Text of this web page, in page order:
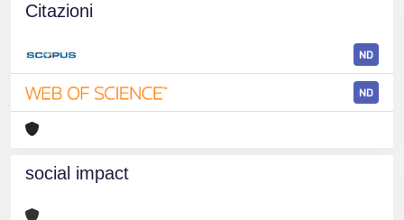
Citazioni
ND
ND
social impact